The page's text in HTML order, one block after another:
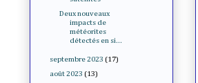
Deux nouveaux
impacts de
météorites
détectés en si...
septembre 2023 (17)
août 2023 (13)